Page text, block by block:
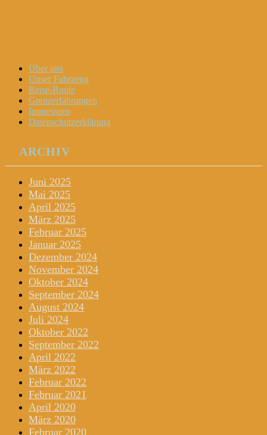
Menu
Widgets
Search
Skip
content
Über uns
Unser Fahrzeug
Reise-Route
Grenzerfahrungen
Impressum
Datenschutzerklärung
ARCHIV
Juni 2025
Mai 2025
April 2025
März 2025
Februar 2025
Januar 2025
Dezember 2024
November 2024
Oktober 2024
September 2024
August 2024
Juli 2024
Oktober 2022
September 2022
April 2022
März 2022
Februar 2022
Februar 2021
April 2020
März 2020
Februar 2020